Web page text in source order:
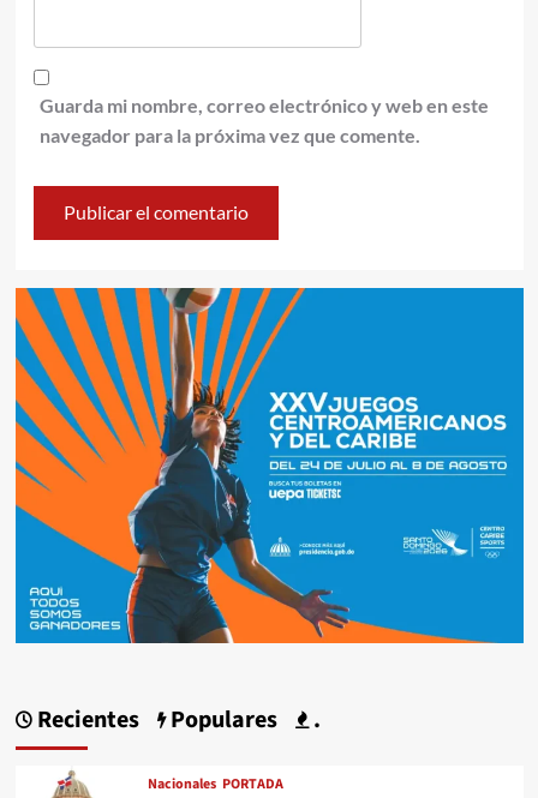
Guarda mi nombre, correo electrónico y web en este
navegador para la próxima vez que comente.
Recientes Populares .
Nacionales PORTADA